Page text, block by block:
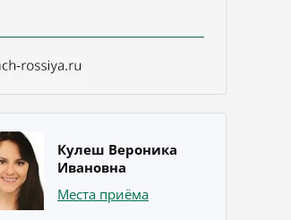
Кулеш Вероника
Ивановна
Места приёма